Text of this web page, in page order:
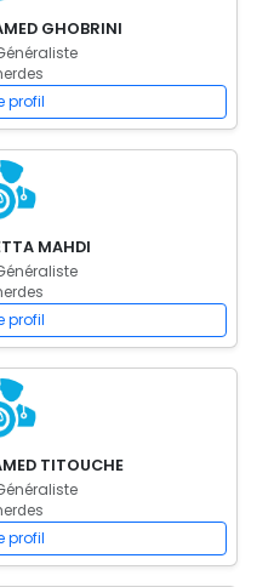
GHOBRINI
profil
MAHDI
profil
TITOUCHE
profil